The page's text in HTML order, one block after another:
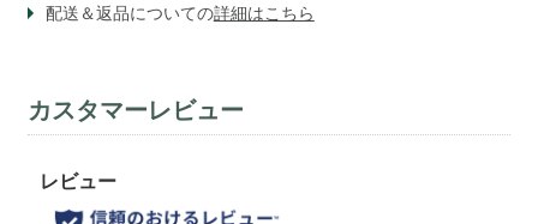
配送＆返品についての詳細はこちら
カスタマーレビュー